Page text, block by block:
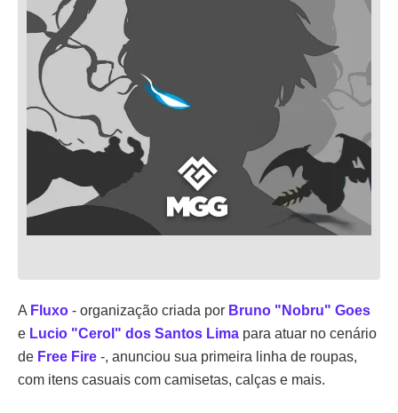
A Fluxo - organização criada por Bruno "Nobru" Goes
e Lucio "Cerol" dos Santos Lima para atuar no cenário
de Free Fire -, anunciou sua primeira linha de roupas,
com itens casuais com camisetas, calças e mais.